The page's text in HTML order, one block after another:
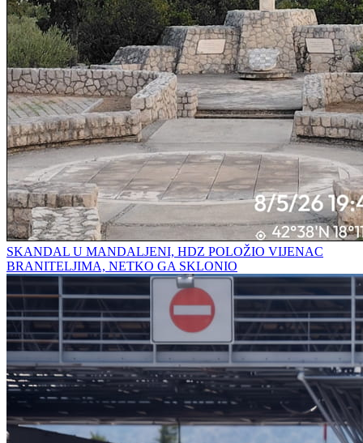
SKANDAL U MANDALJENI, HDZ POLOŽIO VIJENAC
BRANITELJIMA, NETKO GA SKLONIO